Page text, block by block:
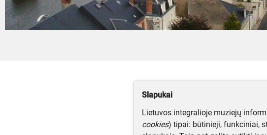
Slapukai
Lietuvos integralioje muziejų
cookies) tipai: būtinieji, funkciniai,